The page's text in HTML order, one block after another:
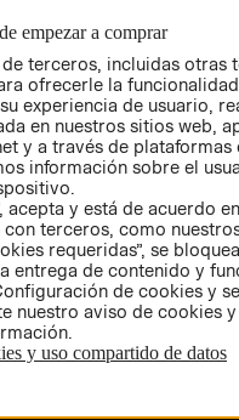
- RETIRO EN
TIENDA
TÉRMINOS Y
CONDICIONES
AVISO DE
PRIVACIDAD
GIFT CARD
AVISO DE
COOKIES
empezar a comprar
terceros, incluidas otras
ofrecerle la
experiencia de usuario,
en nuestros sitios web,
y a través de plataformas
información sobre el
acepta y está de acuerdo
terceros, como
requeridas”, se
entrega de contenido y
de cookies y
nuestro aviso de cookies
y uso compartido de datos